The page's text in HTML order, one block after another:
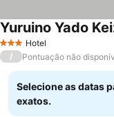
3 EstrelasHotel
Yuruino Yado
/ Pontuação não
Selecione as datas
exatos.